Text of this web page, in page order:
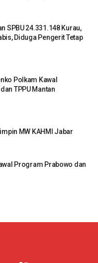
SPBU 24.331.148 Kurau,
Diduga Pengerit Tetap
Polkam Kawal
TPPU Mantan
MW KAHMI Jabar
Program Prabowo dan